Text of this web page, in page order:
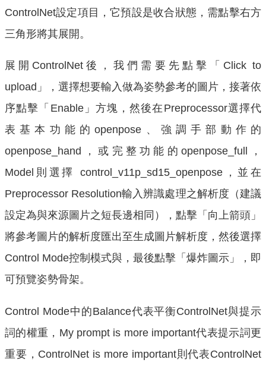
ControlNet設定項目，它預設是收合狀態，需點擊右方
三角形將其展開。
展開ControlNet後，我們需要先點擊「Click to
upload」，選擇想要輸入做為姿勢參考的圖片，接著依
序點擊「Enable」方塊，然後在Preprocessor選擇代
表基本功能的openpose、強調手部動作的
openpose_hand，或完整功能的openpose_full，
Model則選擇 control_v11p_sd15_openpose，並在
Preprocessor Resolution輸入辨識處理之解析度（建議
設定為與來源圖片之短長邊相同），點擊「向上箭頭」
將參考圖片的解析度匯出至生成圖片解析度，然後選擇
Control Mode控制模式與，最後點擊「爆炸圖示」，即
可預覽姿勢骨架。
Control Mode中的Balance代表平衡ControlNet與提示
詞的權重，My prompt is more important代表提示詞更
重要，ControlNet is more important則代表ControlNet